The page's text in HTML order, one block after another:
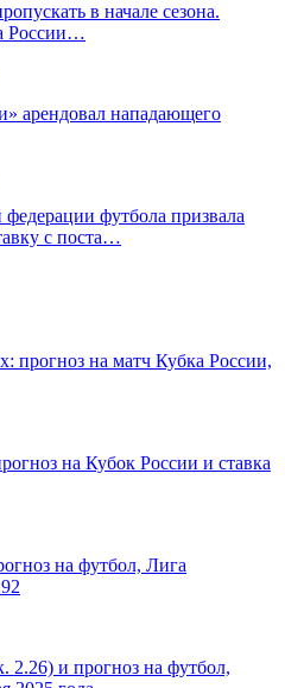
в начале сезона.
России…
арендовал нападающего
футбола призвала
с поста…
на матч Кубка России,
на Кубок России и ставка
на футбол, Лига
и прогноз на футбол,